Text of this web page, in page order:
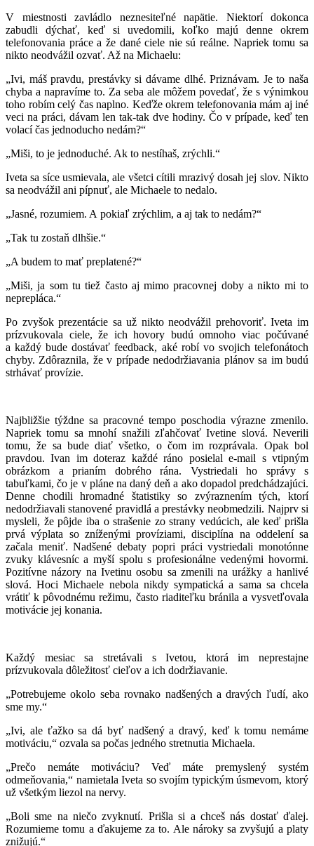
V miestnosti zavládlo neznesiteľné napätie. Niektorí dokonca
zabudli dýchať, keď si uvedomili, koľko majú denne okrem
telefonovania práce a že dané ciele nie sú reálne. Napriek tomu sa
nikto neodvážil ozvať. Až na Michaelu:
„Ivi, máš pravdu, prestávky si dávame dlhé. Priznávam. Je to naša
chyba a napravíme to. Za seba ale môžem povedať, že s výnimkou
toho robím celý čas naplno. Keďže okrem telefonovania mám aj iné
veci na práci, dávam len tak-tak dve hodiny. Čo v prípade, keď ten
volací čas jednoducho nedám?“
„Miši, to je jednoduché. Ak to nestíhaš, zrýchli.“
Iveta sa síce usmievala, ale všetci cítili mrazivý dosah jej slov. Nikto
sa neodvážil ani pípnuť, ale Michaele to nedalo.
„Jasné, rozumiem. A pokiaľ zrýchlim, a aj tak to nedám?“
„Tak tu zostaň dlhšie.“
„A budem to mať preplatené?“
„Miši, ja som tu tiež často aj mimo pracovnej doby a nikto mi to
neprepláca.“
Po zvyšok prezentácie sa už nikto neodvážil prehovoriť. Iveta im
prízvukovala ciele, že ich hovory budú omnoho viac počúvané
a každý bude dostávať feedback, aké robí vo svojich telefonátoch
chyby. Zdôraznila, že v prípade nedodržiavania plánov sa im budú
strhávať provízie.
Najbližšie týždne sa pracovné tempo poschodia výrazne zmenilo.
Napriek tomu sa mnohí snažili zľahčovať Ivetine slová. Neverili
tomu, že sa bude diať všetko, o čom im rozprávala. Opak bol
pravdou. Ivan im doteraz každé ráno posielal e-mail s vtipným
obrázkom a prianím dobrého rána. Vystriedali ho správy s
tabuľkami, čo je v pláne na daný deň a ako dopadol predchádzajúci.
Denne chodili hromadné štatistiky so zvýraznením tých, ktorí
nedodržiavali stanovené pravidlá a prestávky neobmedzili. Najprv si
mysleli, že pôjde iba o strašenie zo strany vedúcich, ale keď prišla
prvá výplata so zníženými províziami, disciplína na oddelení sa
začala meniť. Nadšené debaty popri práci vystriedali monotónne
zvuky klávesníc a myší spolu s profesionálne vedenými hovormi.
Pozitívne názory na Ivetinu osobu sa zmenili na urážky a hanlivé
slová. Hoci Michaele nebola nikdy sympatická a sama sa chcela
vrátiť k pôvodnému režimu, často riaditeľku bránila a vysvetľovala
motivácie jej konania.
Každý mesiac sa stretávali s Ivetou, ktorá im neprestajne
prízvukovala dôležitosť cieľov a ich dodržiavanie.
„Potrebujeme okolo seba rovnako nadšených a dravých ľudí, ako
sme my.“
„Ivi, ale ťažko sa dá byť nadšený a dravý, keď k tomu nemáme
motiváciu,“ ozvala sa počas jedného stretnutia Michaela.
„Prečo nemáte motiváciu? Veď máte premyslený systém
odmeňovania,“ namietala Iveta so svojím typickým úsmevom, ktorý
už všetkým liezol na nervy.
„Boli sme na niečo zvyknutí. Prišla si a chceš nás dostať ďalej.
Rozumieme tomu a ďakujeme za to. Ale nároky sa zvyšujú a platy
znižujú.“